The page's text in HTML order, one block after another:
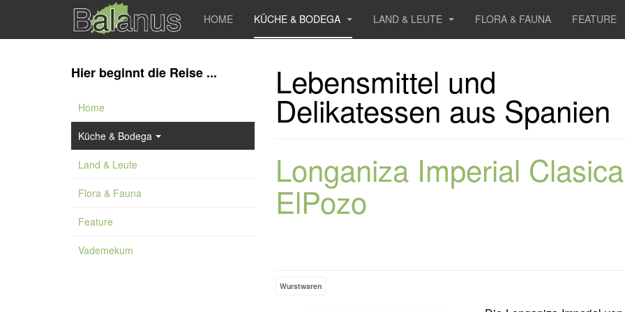
HOME KÜCHE & BODEGA LAND & LEUTE FLORA & FAUNA FEATURE
Lebensmittel und
Delikatessen aus Spanien
Longaniza Imperial Clasica
ElPozo
Wurstwaren
Hier beginnt die Reise ...
Home
Küche & Bodega
Land & Leute
Flora & Fauna
Feature
Vademekum